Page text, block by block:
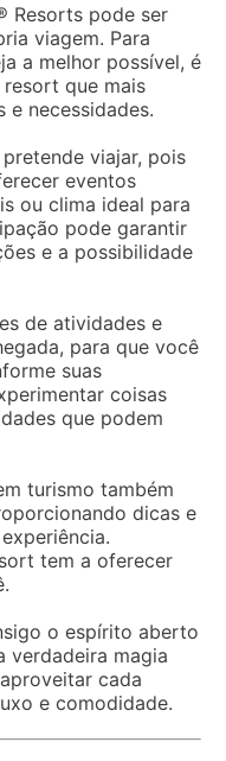
Resorts pode ser
viagem. Para
a melhor possível, é
que mais
e necessidades.
viajar, pois
eventos
ou clima ideal para
pode garantir
e a possibilidade
de atividades e
para que você
suas
coisas
que podem
turismo também
dicas e
tem a oferecer
o espírito aberto
verdadeira magia
cada
e comodidade.